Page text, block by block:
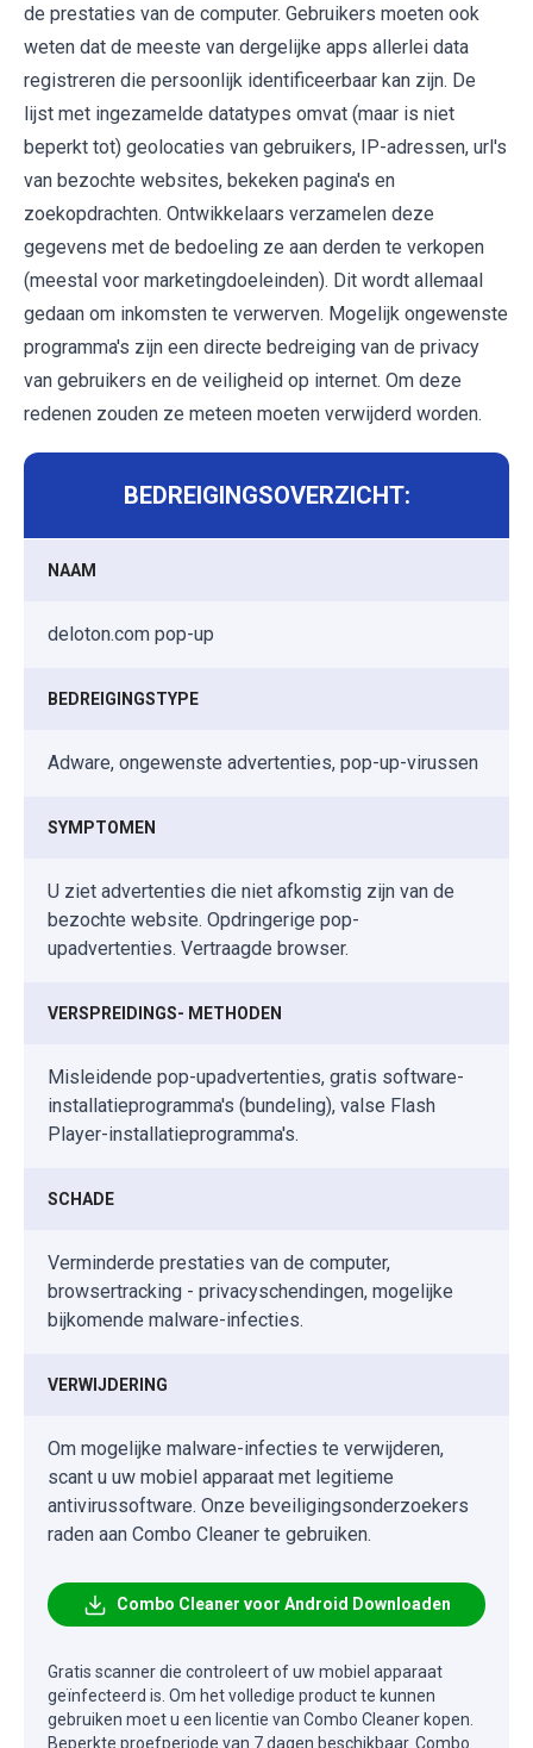
de prestaties van de computer. Gebruikers moeten ook
weten dat de meeste van dergelijke apps allerlei data
registreren die persoonlijk identificeerbaar kan zijn. De
lijst met ingezamelde datatypes omvat (maar is niet
beperkt tot) geolocaties van gebruikers, IP-adressen, url's
van bezochte websites, bekeken pagina's en
zoekopdrachten. Ontwikkelaars verzamelen deze
gegevens met de bedoeling ze aan derden te verkopen
(meestal voor marketingdoeleinden). Dit wordt allemaal
gedaan om inkomsten te verwerven. Mogelijk ongewenste
programma's zijn een directe bedreiging van de privacy
van gebruikers en de veiligheid op internet. Om deze
redenen zouden ze meteen moeten verwijderd worden.
BEDREIGINGSOVERZICHT:
NAAM
deloton.com pop-up
BEDREIGINGSTYPE
Adware, ongewenste advertenties, pop-up-virussen
SYMPTOMEN
U ziet advertenties die niet afkomstig zijn van de
bezochte website. Opdringerige pop-
upadvertenties. Vertraagde browser.
VERSPREIDINGS- METHODEN
Misleidende pop-upadvertenties, gratis software-
installatieprogramma's (bundeling), valse Flash
Player-installatieprogramma's.
SCHADE
Verminderde prestaties van de computer,
browsertracking - privacyschendingen, mogelijke
bijkomende malware-infecties.
VERWIJDERING
Om mogelijke malware-infecties te verwijderen,
scant u uw mobiel apparaat met legitieme
antivirussoftware. Onze beveiligingsonderzoekers
raden aan Combo Cleaner te gebruiken.
Combo Cleaner voor Android Downloaden
Gratis scanner die controleert of uw mobiel apparaat
geïnfecteerd is. Om het volledige product te kunnen
gebruiken moet u een licentie van Combo Cleaner kopen.
Beperkte proefperiode van 7 dagen beschikbaar. Combo